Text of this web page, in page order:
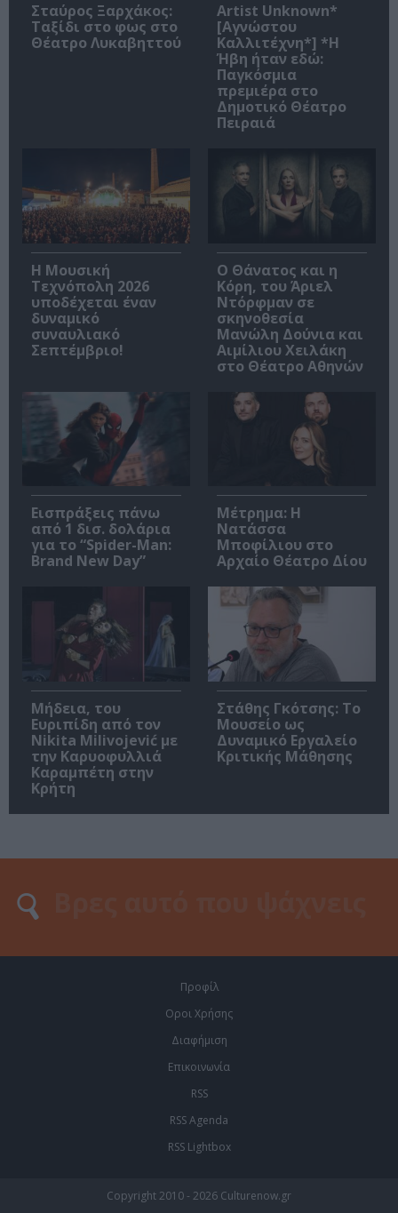
Σταύρος Ξαρχάκος:
Ταξίδι στο φως στο
Θέατρο Λυκαβηττού
Artist Unknown*
[Αγνώστου
Καλλιτέχνη*] *Η
Ήβη ήταν εδώ:
Παγκόσμια
πρεμιέρα στο
Δημοτικό Θέατρο
Πειραιά
Η Μουσική
Τεχνόπολη 2026
υποδέχεται έναν
δυναμικό
συναυλιακό
Σεπτέμβριο!
Ο Θάνατος και η
Κόρη, του Άριελ
Ντόρφμαν σε
σκηνοθεσία
Μανώλη Δούνια και
Αιμίλιου Χειλάκη
στο Θέατρο Αθηνών
Εισπράξεις πάνω
από 1 δισ. δολάρια
για το “Spider-Man:
Brand New Day”
Μέτρημα: Η
Νατάσσα
Μποφίλιου στο
Αρχαίο Θέατρο Δίου
Μήδεια, του
Ευριπίδη από τον
Nikita Milivojević με
την Καρυοφυλλιά
Καραμπέτη στην
Κρήτη
Στάθης Γκότσης: Το
Μουσείο ως
Δυναμικό Εργαλείο
Κριτικής Μάθησης
Προφίλ
Οροι Χρήσης
Διαφήμιση
Επικοινωνία
RSS
RSS Agenda
RSS Lightbox
Copyright 2010 - 2026 Culturenow.gr